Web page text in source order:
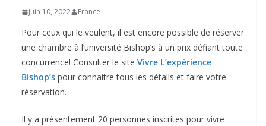
juin 10, 2022 France
Pour ceux qui le veulent, il est encore possible de réserver
une chambre à l’université Bishop’s à un prix défiant toute
concurrence! Consulter le site Vivre L’expérience
Bishop’s pour connaitre tous les détails et faire votre
réservation.
Il y a présentement 20 personnes inscrites pour vivre